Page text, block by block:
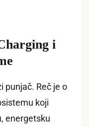
i
punjač. Reč je o
koji
energetsku